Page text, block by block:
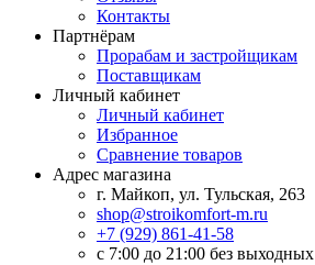
Контакты
Партнёрам
Прорабам и застройщикам
Поставщикам
Личный кабинет
Личный кабинет
Избранное
Сравнение товаров
Адрес магазина
г. Майкоп, ул. Тульская, 263
shop@stroikomfort-m.ru
+7 (929) 861-41-58
с 7:00 до 21:00 без выходных